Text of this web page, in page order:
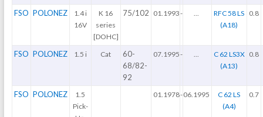
FSO POLONEZ
1.4 i
16V
K 16
series
[DOHC]
75/102 01.1993-
RFC 58 LS
(A18)
0.8
FSO POLONEZ 1.5 i Cat
60-
68/82-
92
07.1995-
C 62 LS3X
(A13)
0.8
FSO POLONEZ
1.5
Pick-
01.1978-06.1995
C 62 LS
(A4)
0.7